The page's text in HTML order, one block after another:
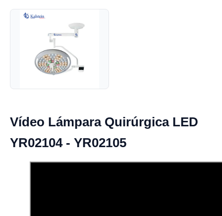
Vídeo Lámpara Quirúrgica LED
YR02104 - YR02105